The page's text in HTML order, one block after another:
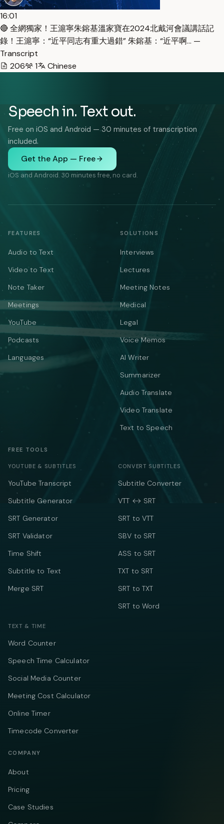
16:01
🔴 全網獨家！王滬寧朱鎔基溫家寶在2024北戴河會議講話記
錄！王滬寧：“近平同志有重大過錯” 朱鎔基：“近平啊… —
Transcript
206
1 Chinese
Speech in. Text out.
Free on iOS and Android — 30 minutes of transcription
included.
Get the App — Free
iOS and Android. 30 minutes free, no card.
FEATURES
Audio to Text
Video to Text
Note Taker
Meetings
YouTube
Podcasts
Languages
SOLUTIONS
Interviews
Lectures
Meeting Notes
Medical
Legal
Voice Memos
AI Writer
Summarizer
Audio Translate
Video Translate
Text to Speech
FREE TOOLS
YOUTUBE & SUBTITLES
YouTube Transcript
Subtitle Generator
SRT Generator
SRT Validator
Time Shift
Subtitle to Text
Merge SRT
CONVERT SUBTITLES
Subtitle Converter
VTT ↔ SRT
SRT to VTT
SBV to SRT
ASS to SRT
TXT to SRT
SRT to TXT
SRT to Word
TEXT & TIME
Word Counter
Speech Time Calculator
Social Media Counter
Meeting Cost Calculator
Online Timer
Timecode Converter
COMPANY
About
Pricing
Case Studies